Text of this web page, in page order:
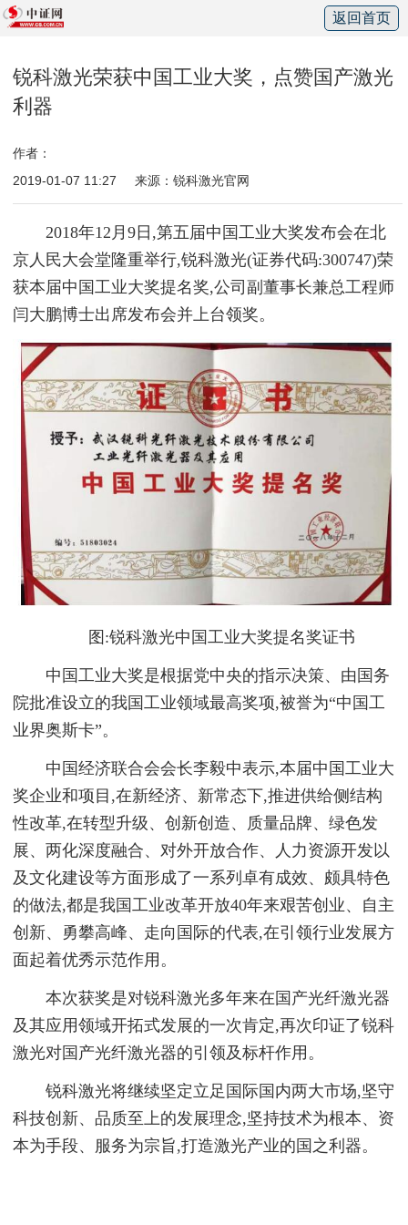
返回首页
锐科激光荣获中国工业大奖，点赞国产激光
利器
作者：
2019-01-07 11:27
来源：锐科激光官网
2018年12月9日,第五届中国工业大奖发布会在北
京人民大会堂隆重举行,锐科激光(证券代码:300747)荣
获本届中国工业大奖提名奖,公司副董事长兼总工程师
闫大鹏博士出席发布会并上台领奖。
图:锐科激光中国工业大奖提名奖证书
中国工业大奖是根据党中央的指示决策、由国务
院批准设立的我国工业领域最高奖项,被誉为“中国工
业界奥斯卡”。
中国经济联合会会长李毅中表示,本届中国工业大
奖企业和项目,在新经济、新常态下,推进供给侧结构
性改革,在转型升级、创新创造、质量品牌、绿色发
展、两化深度融合、对外开放合作、人力资源开发以
及文化建设等方面形成了一系列卓有成效、颇具特色
的做法,都是我国工业改革开放40年来艰苦创业、自主
创新、勇攀高峰、走向国际的代表,在引领行业发展方
面起着优秀示范作用。
本次获奖是对锐科激光多年来在国产光纤激光器
及其应用领域开拓式发展的一次肯定,再次印证了锐科
激光对国产光纤激光器的引领及标杆作用。
锐科激光将继续坚定立足国际国内两大市场,坚守
科技创新、品质至上的发展理念,坚持技术为根本、资
本为手段、服务为宗旨,打造激光产业的国之利器。